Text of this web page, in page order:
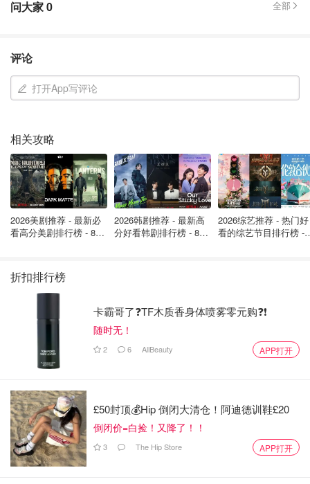
问大家0 全部
评论
打开App写评论
相关攻略
2026美剧推荐 - 最新必
看高分美剧排行榜 - 8月
2026韩剧推荐 - 最新高
分好看韩剧排行榜 - 8月
2026综艺推荐 - 热门好
看的综艺节目排行榜 -
折扣排行榜
卡霸哥了❓TF木质香身体喷雾零元购❓❗
随时无！
2 6 AllBeauty APP打开
£50封顶💰Hip 倒闭大清仓！阿迪德训鞋£20
倒闭价=白捡！又降了！！
3 The Hip Store APP打开